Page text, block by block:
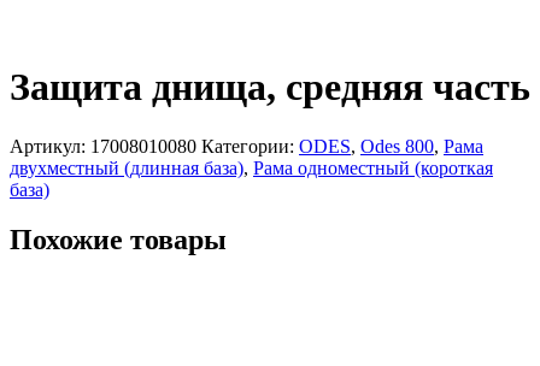
Защита днища, средняя часть
Артикул: 17008010080 Категории: ODES, Odes 800, Рама
двухместный (длинная база), Рама одноместный (короткая
база)
Похожие товары